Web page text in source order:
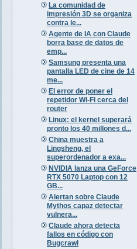
La comunidad de
impresión 3D se organiza
contra le...
Agente de IA con Claude
borra base de datos de
emp...
Samsung presenta una
pantalla LED de cine de 14
me...
El error de poner el
repetidor Wi-Fi cerca del
router
Linux: el kernel superará
pronto los 40 millones d...
China muestra a
Lingsheng, el
superordenador a exa...
NVIDIA lanza una GeForce
RTX 5070 Laptop con 12
GB...
Alertan sobre Claude
Mythos capaz detectar
vulnera...
Claude ahora detecta
fallos en código con
Bugcrawl